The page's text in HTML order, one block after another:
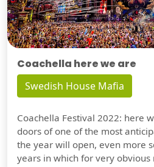
Coachella here we are
Swedish House Mafia
Coachella Festival 2022: here
doors of one of the most
the year will open, even more
years in which for very obvious